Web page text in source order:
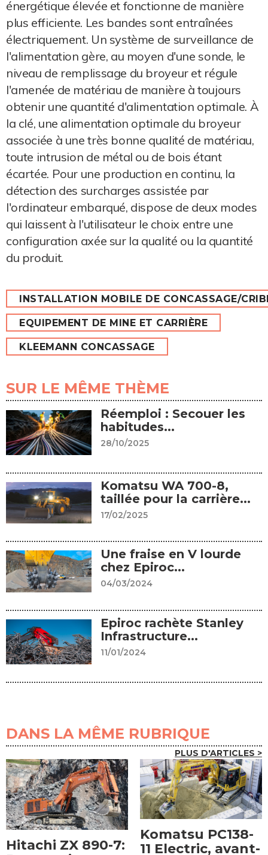
énergétique élevée et fonctionne de manière
plus efficiente. Les bandes sont entraînées
électriquement. Un système de surveillance de
l'alimentation gère, au moyen d'une sonde, le
niveau de remplissage du broyeur et régule
l'amenée de matériau de manière à toujours
obtenir une quantité d'alimentation optimale. À
la clé, une alimentation optimale du broyeur
associée à une très bonne qualité de matériau,
toute intrusion de métal ou de bois étant
écartée. Pour une production en continu, la
détection des surcharges assistée par
l'ordinateur embarqué, dispose de deux modes
qui laissent à l'utilisateur le choix entre une
configuration axée sur la qualité ou la quantité
du produit.
INSTALLATION MOBILE DE CONCASSAGE/
EQUIPEMENT DE MINE ET CARRIÈRE
KLEEMANN CONCASSAGE
SUR LE MÊME THÈME
Réemploi : Secouer les
habitudes...
28/10/2025
Komatsu WA 700-8,
taillée pour la carrière...
17/02/2025
Une fraise en V lourde
chez Epiroc...
04/03/2024
Epiroc rachète Stanley
Infrastructure...
11/01/2024
DANS LA MÊME RUBRIQUE
PLUS D'ARTICLES >
Hitachi ZX 890-7:
Komatsu PC138-
11 Electric, avant-